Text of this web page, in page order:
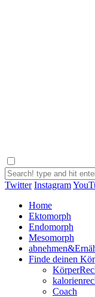
Twitter Instagram
Home
Ektomorph
Endomorph
Mesomorph
Finde deinen
Coach